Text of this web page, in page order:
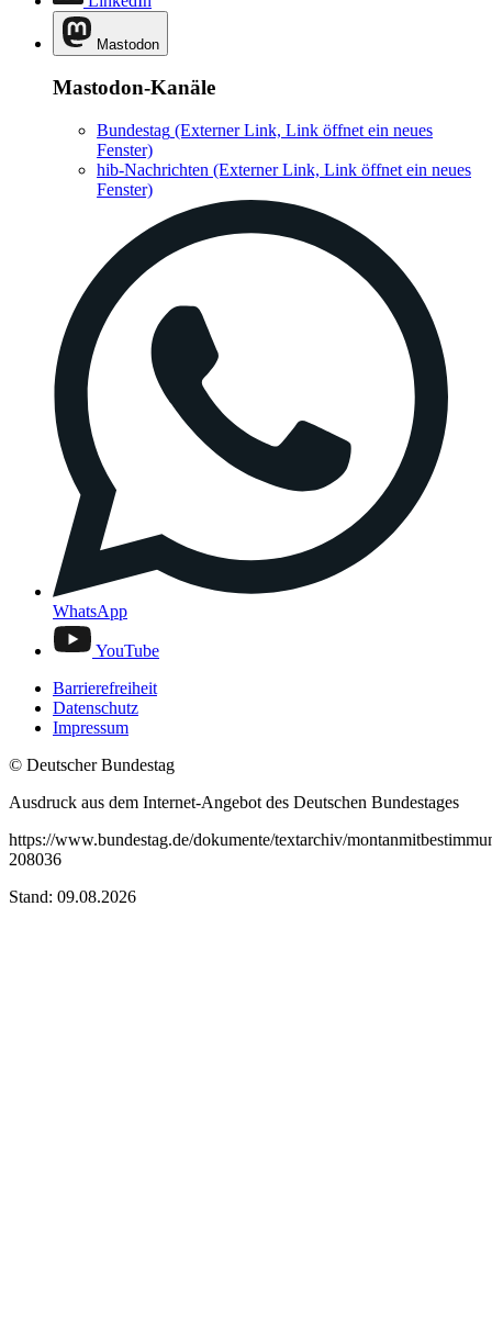
Mastodon
Mastodon-Kanäle
Bundestag (Externer Link, Link öffnet ein neues
Fenster)
hib-Nachrichten (Externer Link, Link öffnet ein neues
Fenster)
WhatsApp
YouTube
Barrierefreiheit
Datenschutz
Impressum
© Deutscher Bundestag
Ausdruck aus dem Internet-Angebot des Deutschen Bundestages
https://www.bundestag.de/dokumente/textarchiv/
208036
Stand: 09.08.2026